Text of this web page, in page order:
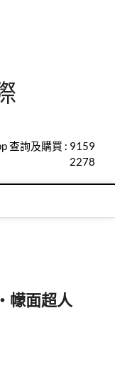
查詢及購買 : 9159
2278
幪面超人